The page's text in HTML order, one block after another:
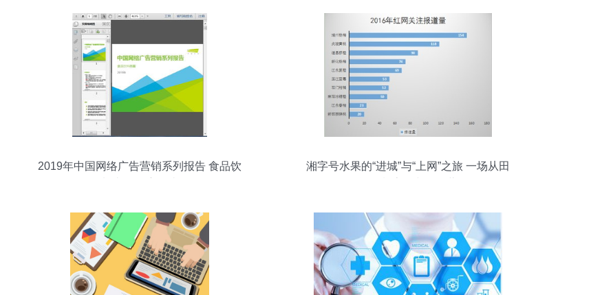
2019年中国网络广告营销系列报告 食品饮
湘字号水果的“进城”与“上网”之旅 一场从田